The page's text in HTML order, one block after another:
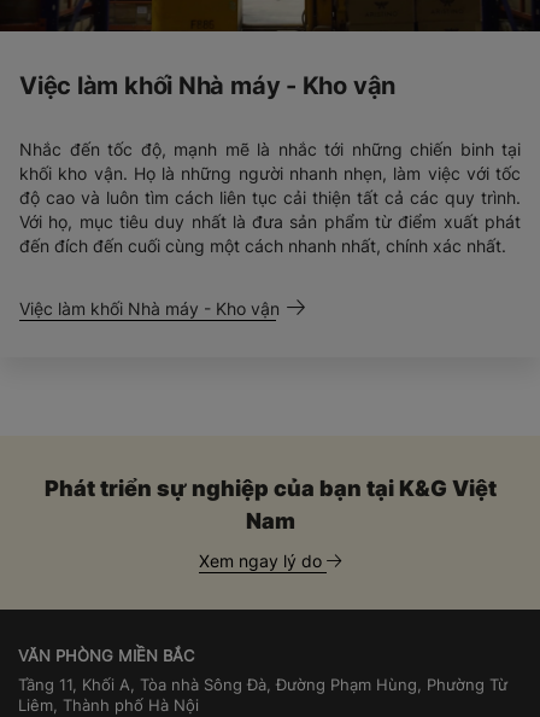
Việc làm khối Nhà máy - Kho vận
Nhắc đến tốc độ, mạnh mẽ là nhắc tới những chiến binh tại
khối kho vận. Họ là những người nhanh nhẹn, làm việc với tốc
độ cao và luôn tìm cách liên tục cải thiện tất cả các quy trình.
Với họ, mục tiêu duy nhất là đưa sản phẩm từ điểm xuất phát
đến đích đến cuối cùng một cách nhanh nhất, chính xác nhất.
Việc làm khối Nhà máy - Kho vận
Phát triển sự nghiệp của bạn tại K&G Việt
Nam
Xem ngay lý do
VĂN PHÒNG MIỀN BẮC
Tầng 11, Khối A, Tòa nhà Sông Đà, Đường Phạm Hùng, Phường Từ
Liêm, Thành phố Hà Nội